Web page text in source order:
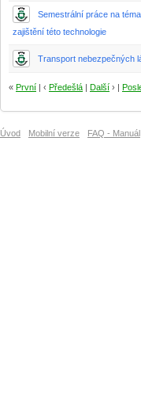
Semestrální práce na
zajištění této technologie
Transport nebezpečných
« První | ‹ Předešlá | Další › |
Úvod Mobilní verze FAQ - Manuál